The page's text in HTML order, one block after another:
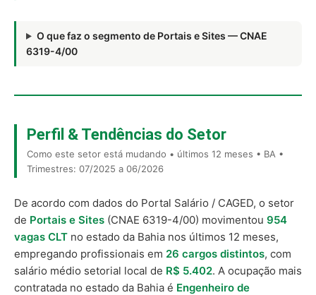
O que faz o segmento de Portais e Sites — CNAE
6319-4/00
Perfil & Tendências do Setor
Como este setor está mudando • últimos 12 meses • BA •
Trimestres: 07/2025 a 06/2026
De acordo com dados do Portal Salário / CAGED, o setor
de Portais e Sites (CNAE 6319-4/00) movimentou 954
vagas CLT no estado da Bahia nos últimos 12 meses,
empregando profissionais em 26 cargos distintos, com
salário médio setorial local de R$ 5.402. A ocupação mais
contratada no estado da Bahia é Engenheiro de